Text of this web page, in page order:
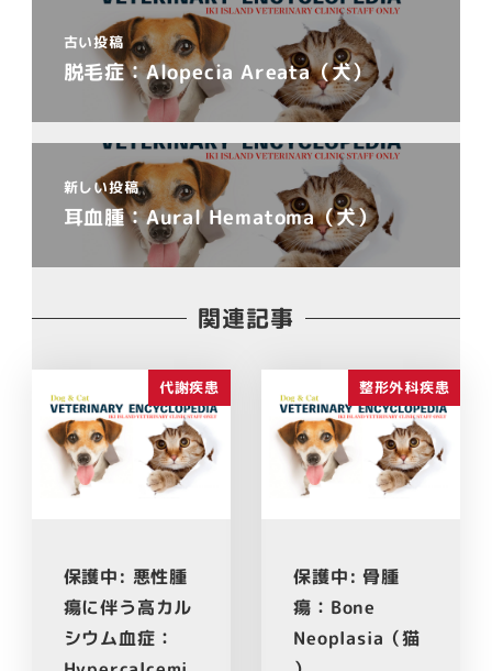
古い投稿
脱毛症：Alopecia Areata（犬）
新しい投稿
耳血腫：Aural Hematoma（犬）
関連記事
代謝疾患
保護中: 悪性腫
瘍に伴う高カル
シウム血症：
整形外科疾患
保護中: 骨腫
瘍：Bone
Neoplasia（猫